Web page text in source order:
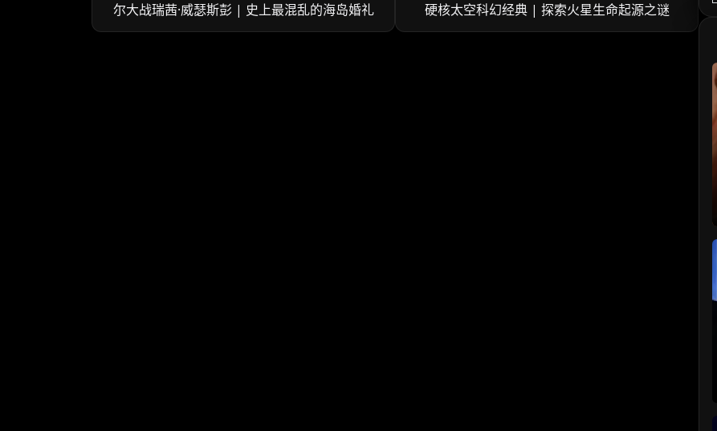
尔大战瑞茜·威瑟斯彭 | 史上最混乱的海岛婚礼
硬核太空科幻经典 | 探索火星生命起源之谜